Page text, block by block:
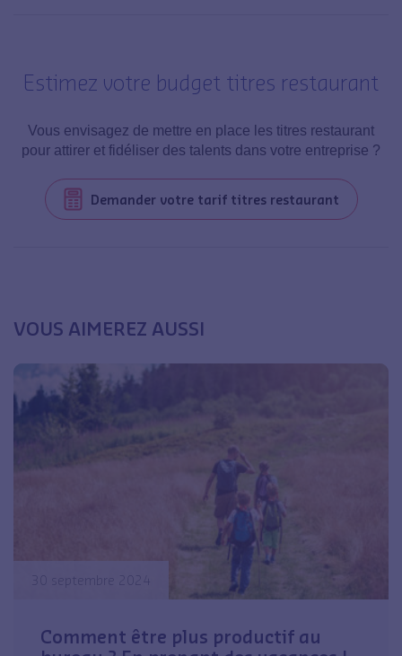
Estimez votre budget titres restaurant
Vous envisagez de mettre en place les titres restaurant
pour attirer et fidéliser des talents dans votre entreprise ?
Demander votre tarif titres restaurant
VOUS AIMEREZ AUSSI
30 septembre 2024
Comment être plus productif au